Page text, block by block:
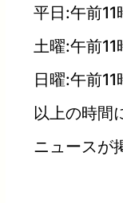
平日:午前11
土曜:午前11
日曜:午前11
以上の時間
ニュースが